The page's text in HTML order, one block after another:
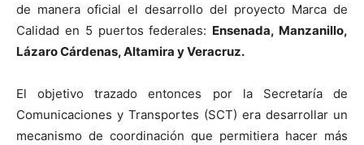
de manera oficial el desarrollo del proyecto Marca de
Calidad en 5 puertos federales: Ensenada, Manzanillo,
Lázaro Cárdenas, Altamira y Veracruz.
El objetivo trazado entonces por la Secretaría de
Comunicaciones y Transportes (SCT) era desarrollar un
mecanismo de coordinación que permitiera hacer más